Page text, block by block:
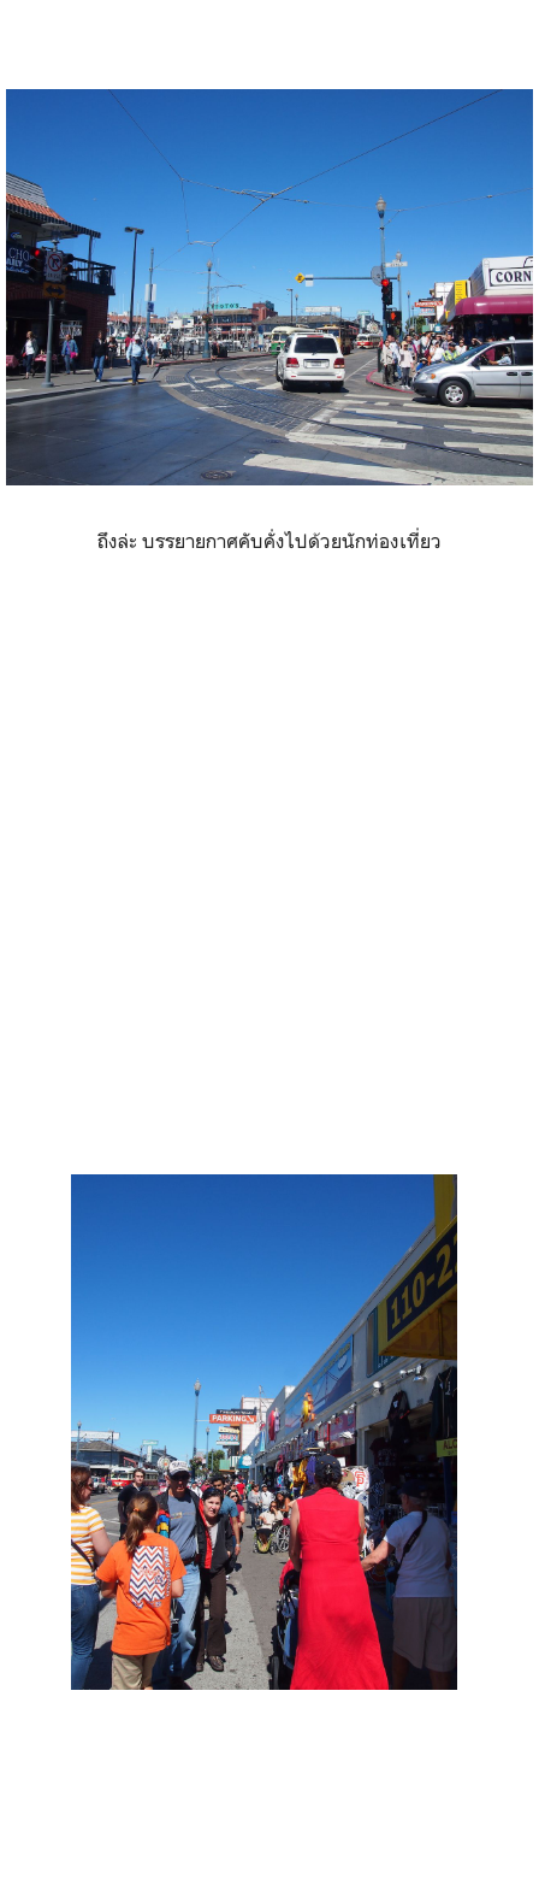
ถึงล่ะ บรรยายกาศคับคั่งไปด้วยนักท่องเที่ยว